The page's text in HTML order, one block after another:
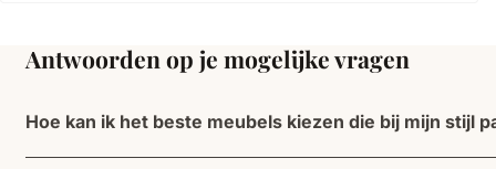
Antwoorden op je mogelijke vragen
Hoe kan ik het beste meubels kiezen die bij mijn stijl